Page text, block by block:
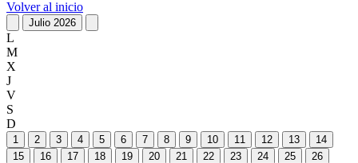
Volver al inicio
Julio 2026
L
M
X
J
V
S
D
1 2 3 4 5 6 7 8 9 10 11 12 13
14
15
16 17 18 19 20 21 22 23 24 25
26